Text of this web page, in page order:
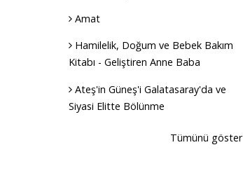
Amat
Hamilelik, Doğum ve Bebek Bakım
Kitabı - Geliştiren Anne Baba
Ateş'in Güneş'i Galatasaray'da ve
Siyasi Elitte Bölünme
Tümünü göster